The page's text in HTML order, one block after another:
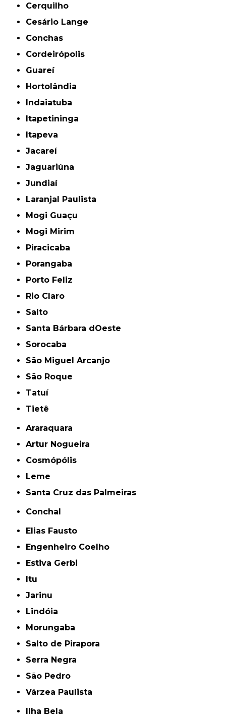
Cerquilho
Cesário Lange
Conchas
Cordeirópolis
Guareí
Hortolândia
Indaiatuba
Itapetininga
Itapeva
Jacareí
Jaguariúna
Jundiaí
Laranjal Paulista
Mogi Guaçu
Mogi Mirim
Piracicaba
Porangaba
Porto Feliz
Rio Claro
Salto
Santa Bárbara dOeste
Sorocaba
São Miguel Arcanjo
São Roque
Tatuí
Tietê
Araraquara
Artur Nogueira
Cosmópólis
Leme
Santa Cruz das Palmeiras
Conchal
Elias Fausto
Engenheiro Coelho
Estiva Gerbi
Itu
Jarinu
Lindóia
Morungaba
Salto de Pirapora
Serra Negra
São Pedro
Várzea Paulista
Ilha Bela